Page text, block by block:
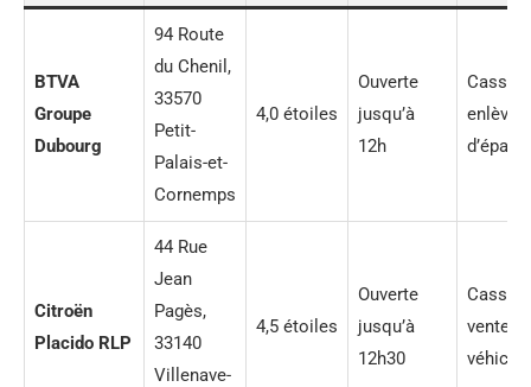
BTVA
Groupe
Dubourg
94 Route
du Chenil,
33570
Petit-
Palais-et-
Cornemps
4,0 étoiles
Ouverte
jusqu’à
12h
Casse,
d’épave
Citroën
Placido RLP
44 Rue
Jean
Pagès,
33140
Villenave-
4,5 étoiles
Ouverte
jusqu’à
12h30
Casse,
vente